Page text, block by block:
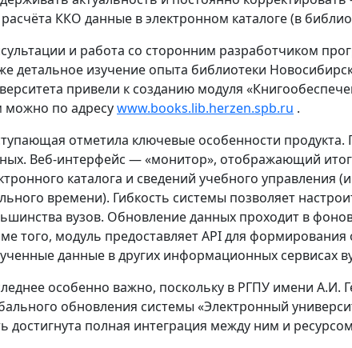
ККО данные в электронном каталоге (в
и работа со сторонним разработчиком
детальное изучение опыта библиотеки
привели к созданию модуля
можно по адресуwww.books.lib.herzen.spb.ru .
отметила ключевые особенности продукта.
Веб-интерфейс — «монитор», отображающий
каталога и сведений учебного управления
времени). Гибкость системы позволяет
вузов. Обновление данных проходит в
того, модуль предоставляет API для формирования
данные в других информационных сервисах
особенно важно, поскольку в РГПУ имени А.И.
обновления системы «Электронный
достигнута полная интеграция между ним и